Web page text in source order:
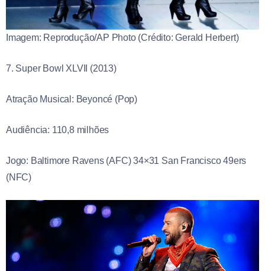
Imagem: Reprodução/AP Photo (Crédito: Gerald Herbert)
7. Super Bowl XLVII (2013)
Atração Musical: Beyoncé (Pop)
Audiência: 110,8 milhões
Jogo: Baltimore Ravens (AFC) 34×31 San Francisco 49ers
(NFC)